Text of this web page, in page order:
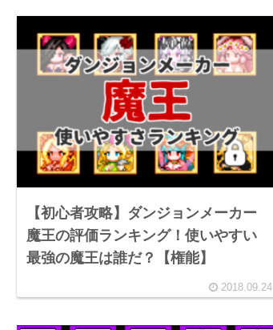
【初心者攻略】ダンジョンメーカー
魔王の評価ランキング！使いやすい
最強の魔王は誰だ？【権能】
2018.09.24